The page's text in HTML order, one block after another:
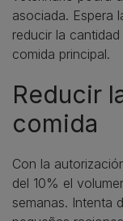
asociada. Espera
reducir la
comida principal.
Reducir
comida
Con la
del 10% el
semanas. Intenta